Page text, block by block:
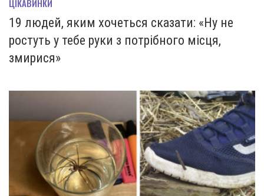
ЦІКАВИНКИ
19 людей, яким хочеться сказати: «Ну не
ростуть у тебе руки з потрібного місця,
змирися»